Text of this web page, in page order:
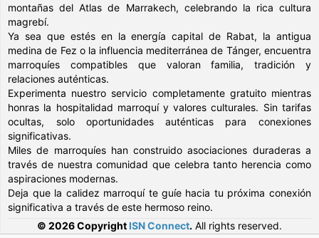
montañas del Atlas de Marrakech, celebrando la rica cultura
magrebí.
Ya sea que estés en la energía capital de Rabat, la antigua
medina de Fez o la influencia mediterránea de Tánger, encuentra
marroquíes compatibles que valoran familia, tradición y
relaciones auténticas.
Experimenta nuestro servicio completamente gratuito mientras
honras la hospitalidad marroquí y valores culturales. Sin tarifas
ocultas, solo oportunidades auténticas para conexiones
significativas.
Miles de marroquíes han construido asociaciones duraderas a
través de nuestra comunidad que celebra tanto herencia como
aspiraciones modernas.
Deja que la calidez marroquí te guíe hacia tu próxima conexión
significativa a través de este hermoso reino.
© 2026 Copyright ISN Connect. All rights reserved.